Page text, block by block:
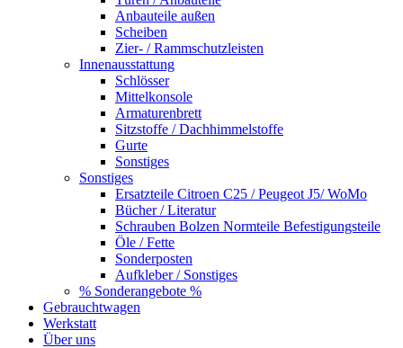
Anbauteile außen
Scheiben
Zier- / Rammschutzleisten
Innenausstattung
Schlösser
Mittelkonsole
Armaturenbrett
Sitzstoffe / Dachhimmelstoffe
Gurte
Sonstiges
Sonstiges
Ersatzteile Citroen C25 / Peugeot J5/ WoMo
Bücher / Literatur
Schrauben Bolzen Normteile Befestigungsteile
Öle / Fette
Sonderposten
Aufkleber / Sonstiges
% Sonderangebote %
Gebrauchtwagen
Werkstatt
Über uns